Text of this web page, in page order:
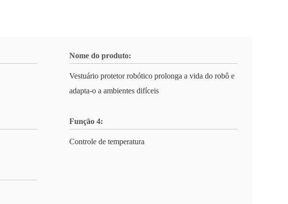
Nome do produto:
Vestuário protetor robótico prolonga a vida do robô e
adapta-o a ambientes difíceis
Função 4:
Controle de temperatura